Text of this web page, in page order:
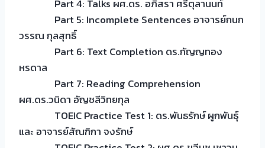
Part 4: Talks ผศ.ดร. อภิสรา ศรีตุลานนท์
Part 5: Incomplete Sentences อาจารย์กนก
วรรณ กุลสุทธิ์
Part 6: Text Completion ดร.กัญญทอง
หรดาล
Part 7: Reading Comprehension
ผศ.ดร.วนิดา อัญชลีวิทยกุล
TOEIC Practice Test 1: ดร.พันธรักษ์ ผูกพันธุ์
และ อาจารย์สัณฑิกา จงรักษ์